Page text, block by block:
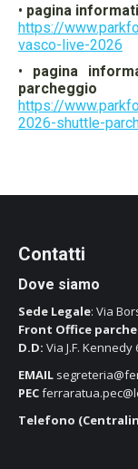
• pagina
https://
vasco-live-2026
• pagina
parcheggio
https://
2026-shuttle-
Contatti
Dove siamo
Sede Legale: Via
Front Office
D.D: Via J.F.
EMAIL
PEC
Telefono